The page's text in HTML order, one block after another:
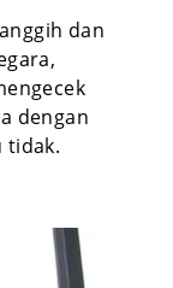
dan
dengan
tidak.